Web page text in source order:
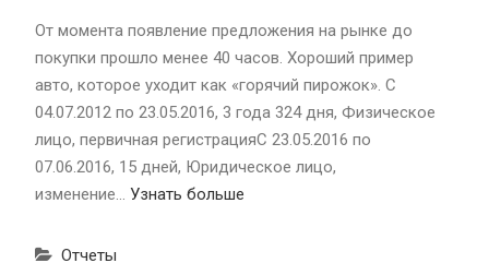
От момента появление предложения на рынке до
покупки прошло менее 40 часов. Хороший пример
авто, которое уходит как «горячий пирожок». C
04.07.2012 по 23.05.2016, 3 года 324 дня, Физическое
лицо, первичная регистрацияC 23.05.2016 по
07.06.2016, 15 дней, Юридическое лицо,
изменение… Узнать больше
Отчеты